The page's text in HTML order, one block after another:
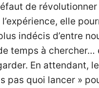
de révolutionner
elle
indécis d’entre
temps à chercher…
En attendant,
pas quoi lancer »